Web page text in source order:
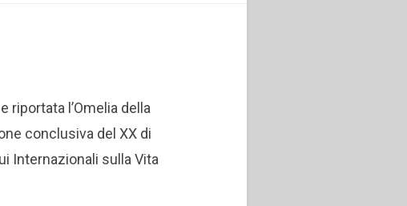
riportata l’Omelia della
conclusiva del XX di
Internazionali sulla Vita